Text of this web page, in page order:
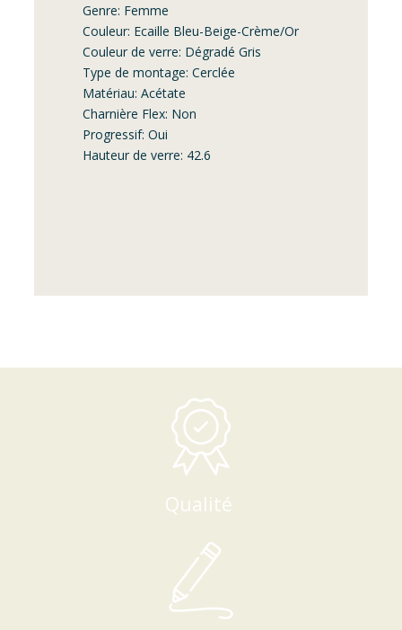
Genre: Femme
Couleur: Ecaille Bleu-Beige-Crème/Or
Couleur de verre: Dégradé Gris
Type de montage: Cerclée
Matériau: Acétate
Charnière Flex: Non
Progressif: Oui
Hauteur de verre: 42.6
Qualité